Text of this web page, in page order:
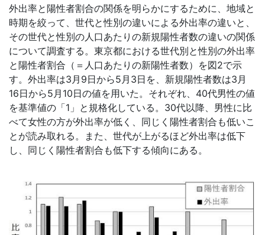
外出率と陽性者割合の関係を明らかにするために、地域と
時期を絞って、世代と性別の違いによる外出率の違いと、
その世代と性別の人口あたりの新規陽性者数の違いの関係
について調査する。東京都における世代別と性別の外出率
と陽性者割合（＝人口あたりの新陽性者数）を図2で示
す。外出率は3月9日から5月3日を、新規陽性者数は3月
16日から5月10日の値を用いた。それぞれ、40代男性の値
を基準値の「1」と規格化している。30代以降、男性に比
べて女性の方が外出率が低く、同じく陽性者割合も低いこ
とが読み取れる。また、世代が上がるほど外出率は低下
し、同じく陽性者割合も低下する傾向にある。